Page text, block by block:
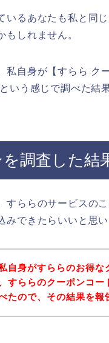
いるあなたも私と同
もしれません。
私自身が【すらら ク
いう感じで調べた結
調査した結
すららのサービスの
みできたらいいと思い
自身がすららのお得な
すららのクーポンコー
たので、その結果を報